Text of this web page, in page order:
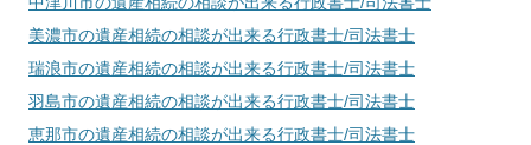
美濃市の遺産相続の相談が出来る行政書士/司法書士
瑞浪市の遺産相続の相談が出来る行政書士/司法書士
羽島市の遺産相続の相談が出来る行政書士/司法書士
恵那市の遺産相続の相談が出来る行政書士/司法書士